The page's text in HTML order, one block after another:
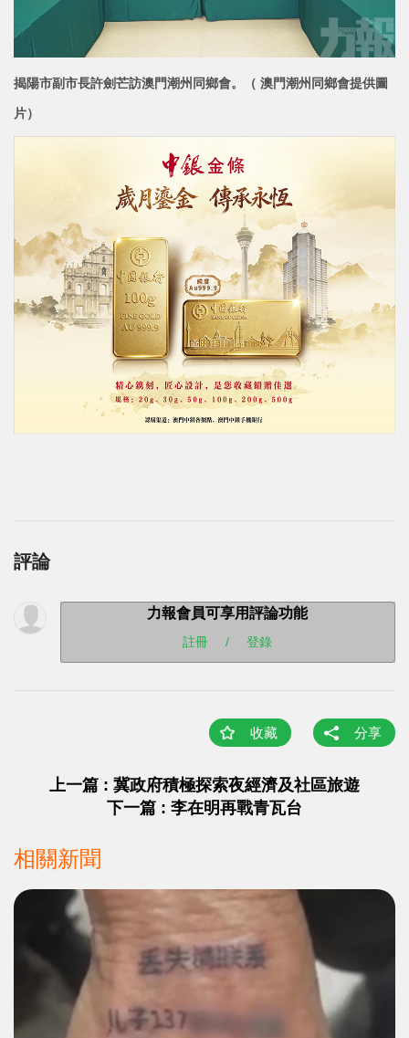
揭陽市副市長許劍芒訪澳門潮州同鄉會。 （ 澳門潮州同鄉會提供圖
片）
評論
力報會員可享用評論功能
註冊 / 登錄
收藏 分享
上一篇 : 冀政府積極探索夜經濟及社區旅遊
下一篇 : 李在明再戰青瓦台
相關新聞